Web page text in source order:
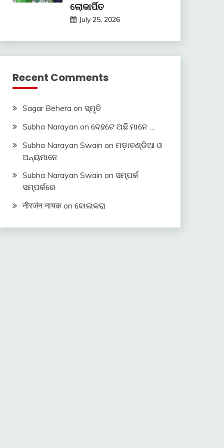
ଲୋକାର୍ପିତ
July 25, 2026
Recent Comments
Sagar Behera on ସ୍ମୃତି
Subha Narayan on ଦେହଟେ ଅଛି ମାନେ …
Subha Narayan Swain on ମଡ଼ାଚଣ୍ଡିଆ ଓ
ଅନ୍ୟମାନେ
Subha Narayan Swain on ସମ୍ପର୍କ
ସମ୍ପର୍କରେ
नीरजंन नायकon ବୋଲକରା